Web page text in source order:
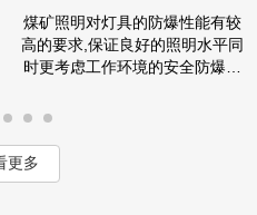
煤矿照明对灯具的防爆性能有较
高的要求,保证良好的照明水平同
时更考虑工作环境的安全防爆…
更多